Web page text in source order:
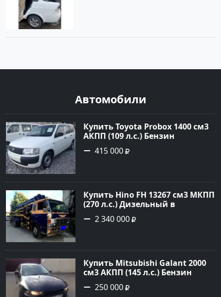
Автомобили
Купить Toyota Probox 1400 см3
АКПП (109 л.с.) Бензин
инжектор в Новороссийск:
цвет белый Универсал 2010
Авторынок23
415 000
Купить Hino FH 13267 см3 МКПП
(270 л.с.) Дизельный в
г.Краснодар: цвет Синий
Грузовые шасси 1992 года по
Авторынок23
2 340 000
Купить Mitsubishi Galant 2000
см3 АКПП (145 л.с.) Бензин
инжектор в Краснодар: цвет
черный Седан 2000 года по
250 000